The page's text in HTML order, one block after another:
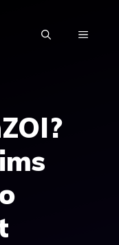
MENU